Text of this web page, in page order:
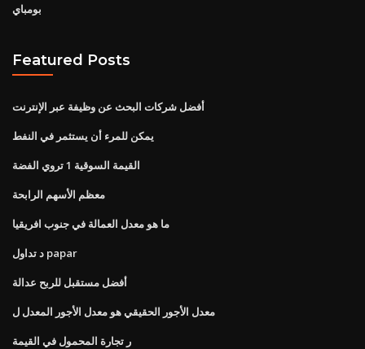
بومباي
Featured Posts
أفضل شركات البحث عن وظيفة عبر الإنترنت
يمكن للمرء أن يستثمر في النفط
القيمة السوقية 1 تروي الفضة
معظم الأسهم الرابحة
ما هو معدل العمالة في جنوب افريقيا
د تداول papar
أفضل مستقبل للربح عدالة
معدل الأجور الحقيقي هو معدل الأجور المعدل ل
ر تجارة المحمول في القيمة